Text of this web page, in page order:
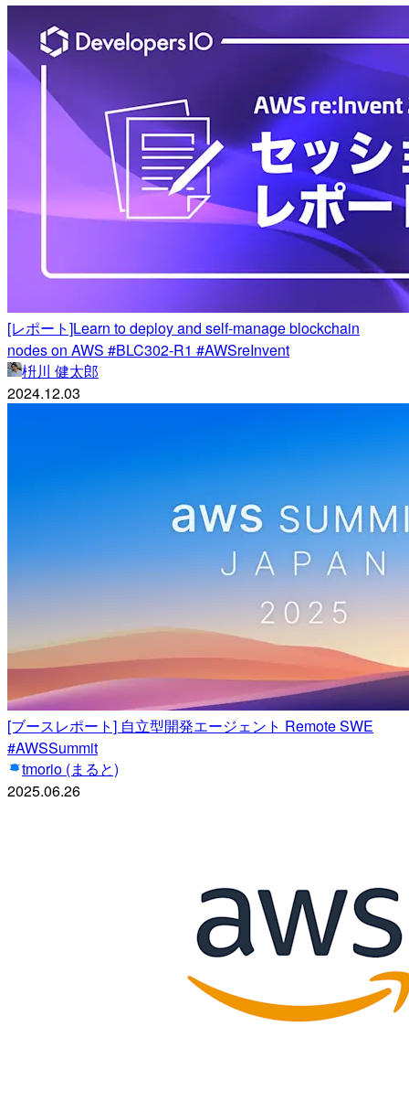
[レポート]Learn to deploy and self-manage blockchain
nodes on AWS #BLC302-R1 #AWSreInvent
枡川 健太郎
2024.12.03
[ブースレポート] 自立型開発エージェント Remote SWE
#AWSSummit
tmorio (まると)
2025.06.26